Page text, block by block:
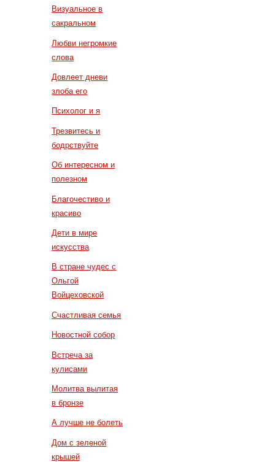
Визуальное в
сакральном
Любви негромкие
слова
Довлеет дневи
злоба его
Психолог и я
Трезвитесь и
бодрствуйте
Об интересном и
полезном
Благочестиво и
красиво
Дети в мире
искусства
В стране чудес с
Ольгой
Войцеховской
Счастливая семья
Новостной собор
Встреча за
кулисами
Молитва вылитая
в бронзе
А лучше не болеть
Дом с зеленой
крышей